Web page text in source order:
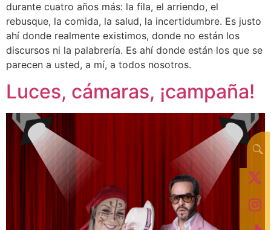
durante cuatro años más: la fila, el arriendo, el
rebusque, la comida, la salud, la incertidumbre. Es justo
ahí donde realmente existimos, donde no están los
discursos ni la palabrería. Es ahí donde están los que se
parecen a usted, a mí, a todos nosotros.
Luces, cámaras, ¡campaña!